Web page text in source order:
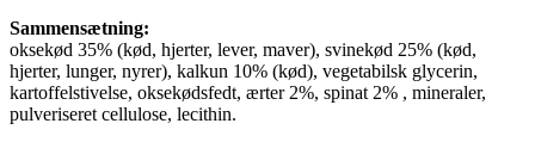
Sammensætning:
oksekød 35% (kød, hjerter, lever, maver), svinekød 25% (kød,
hjerter, lunger, nyrer), kalkun 10% (kød), vegetabilsk glycerin,
kartoffelstivelse, oksekødsfedt, ærter 2%, spinat 2% , mineraler,
pulveriseret cellulose, lecithin.